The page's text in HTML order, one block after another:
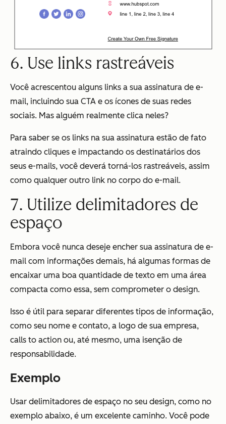
6. Use links rastreáveis
Você acrescentou alguns links a sua assinatura de e-
mail, incluindo sua CTA e os ícones de suas redes
sociais. Mas alguém realmente clica neles?
Para saber se os links na sua assinatura estão de fato
atraindo cliques e impactando os destinatários dos
seus e-mails, você deverá torná-los rastreáveis, assim
como qualquer outro link no corpo do e-mail.
7. Utilize delimitadores de
espaço
Embora você nunca deseje encher sua assinatura de e-
mail com informações demais, há algumas formas de
encaixar uma boa quantidade de texto em uma área
compacta como essa, sem comprometer o design.
Isso é útil para separar diferentes tipos de informação,
como seu nome e contato, a logo de sua empresa,
calls to action ou, até mesmo, uma isenção de
responsabilidade.
Exemplo
Usar delimitadores de espaço no seu design, como no
exemplo abaixo, é um excelente caminho. Você pode